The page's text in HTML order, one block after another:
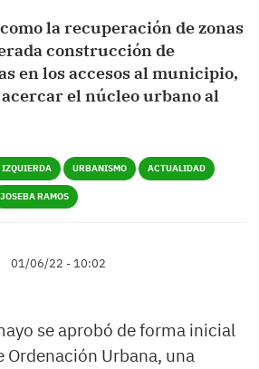
la recuperación de zonas
construcción de
en los accesos al municipio,
el núcleo urbano al
IZQUIERDA URBANISMO ACTUALIDAD
JOSEBA RAMOS
01/06/22 - 10:02
se aprobó de forma inicial
Ordenación Urbana, una